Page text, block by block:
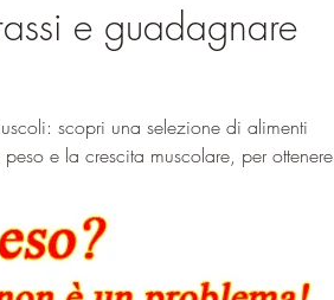
e guadagnare
scopri una selezione di alimenti
e la crescita muscolare, per ottenere